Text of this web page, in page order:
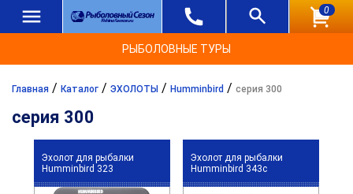
0
РЫБОЛОВНЫЕ ТУРЫ
Главная / Каталог / ЭХОЛОТЫ / Humminbird / серия 300
серия 300
Эхолот для рыбалки
Humminbird 323
Эхолот для рыбалки
Humminbird 343c